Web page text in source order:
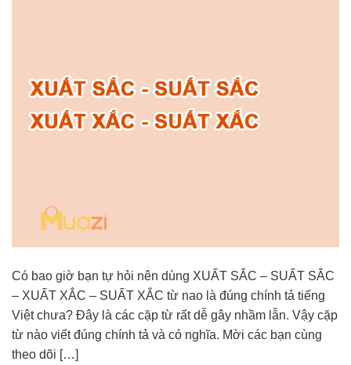
Có bao giờ bạn tự hỏi nên dùng XUẤT SẮC – SUẤT SẮC
– XUẤT XẮC – SUẤT XẮC từ nao là đúng chính tả tiếng
Việt chưa? Đây là các cặp từ rất dễ gây nhầm lẫn. Vậy cặp
từ nào viết đúng chính tả và có nghĩa. Mời các bạn cùng
theo dõi […]